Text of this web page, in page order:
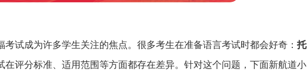
试成为许多学生关注的焦点。很多考生在准备语言考试时都会好奇： 托
在评分标准、适用范围等方面都存在差异。针对这个问题，下面新航道小